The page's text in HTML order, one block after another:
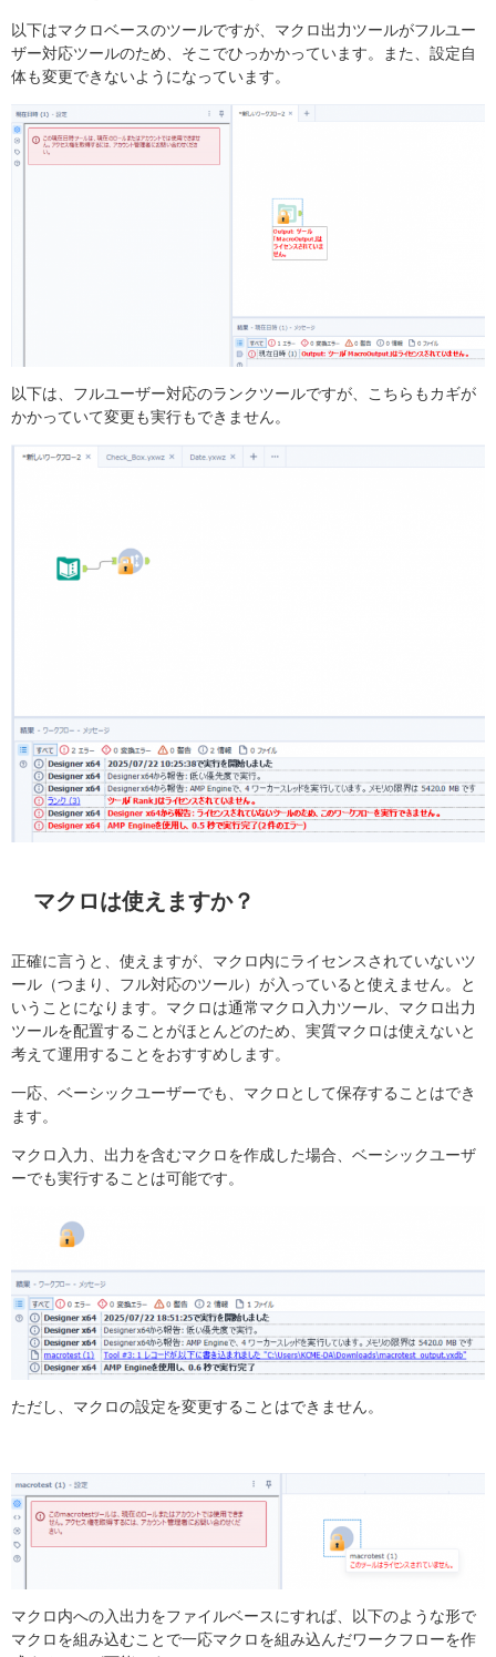
以下はマクロベースのツールですが、マクロ出力ツールがフルユー
ザー対応ツールのため、そこでひっかかっています。また、設定自
体も変更できないようになっています。
以下は、フルユーザー対応のランクツールですが、こちらもカギが
かかっていて変更も実行もできません。
マクロは使えますか？
正確に言うと、使えますが、マクロ内にライセンスされていないツ
ール（つまり、フル対応のツール）が入っていると使えません。と
いうことになります。マクロは通常マクロ入力ツール、マクロ出力
ツールを配置することがほとんどのため、実質マクロは使えないと
考えて運用することをおすすめします。
一応、ベーシックユーザーでも、マクロとして保存することはでき
ます。
マクロ入力、出力を含むマクロを作成した場合、ベーシックユーザ
ーでも実行することは可能です。
ただし、マクロの設定を変更することはできません。
マクロ内への入出力をファイルベースにすれば、以下のような形で
マクロを組み込むことで一応マクロを組み込んだワークフローを作